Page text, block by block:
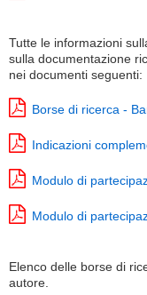
Tutte le informazioni
sulla documentazione
nei documenti seguenti:
Borse di ricerca -
Indicazioni
Modulo di
Modulo di
Elenco delle borse di
autore.